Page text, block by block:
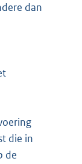
dan
die in
de